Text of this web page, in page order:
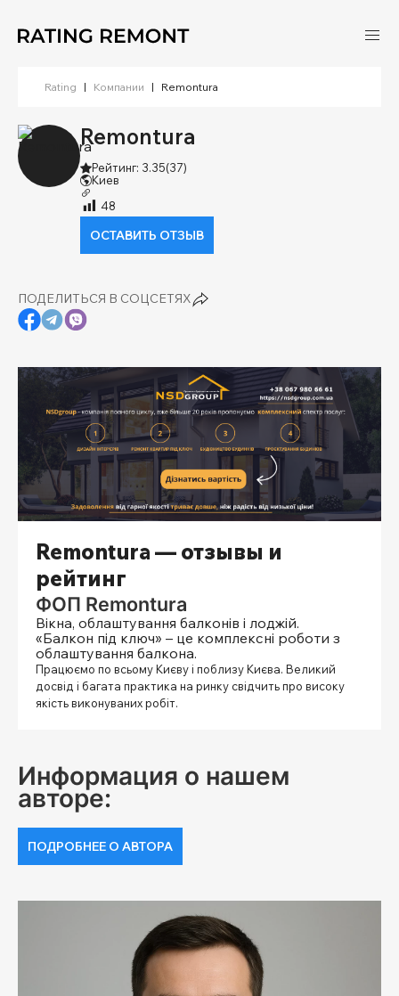
Rating | Компании | Remontura
Remontura
Рейтинг: 3.35(37)
Киев
48
ОСТАВИТЬ ОТЗЫВ
ПОДЕЛИТЬСЯ В СОЦСЕТЯХ
Remontura — отзывы и
рейтинг
ФОП Remontura
Вікна, облаштування балконів і лоджій.
«Балкон під ключ» – це комплексні роботи з
облаштування балкона.
Працюємо по всьому Києву і поблизу Києва. Великий
досвід і багата практика на ринку свідчить про високу
якість виконуваних робіт.
Информация о нашем
авторе:
ПОДРОБНЕЕ О АВТОРА